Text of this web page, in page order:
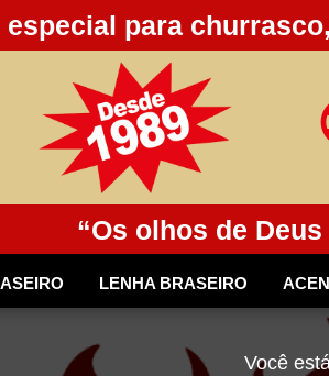
especial para
“Os olhos de
LENHA BRASEIRO
Você